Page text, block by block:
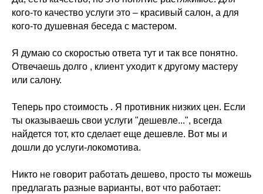
кого-то качество услуги это – красивый салон, а для
кого-то душевная беседа с мастером.
Я думаю со скоростью ответа тут и так все понятно.
Отвечаешь долго , клиент уходит к другому мастеру
или салону.
Теперь про стоимость . Я противник низких цен. Если
ты оказываешь свои услуги "дешевле...", всегда
найдется тот, кто сделает еще дешевле. Вот мы и
дошли до услуги-локомотива.
Никто не говорит работать дешево, просто ты можешь
предлагать разные варианты, вот что работает: